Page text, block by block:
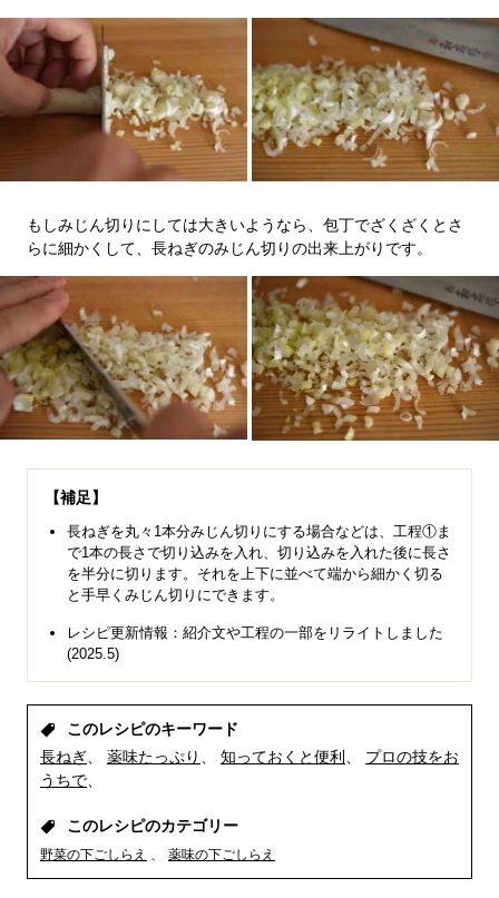
もしみじん切りにしては大きいようなら、包丁でざくざくとさ
らに細かくして、長ねぎのみじん切りの出来上がりです。
【補足】
長ねぎを丸々1本分みじん切りにする場合などは、工程①ま
で1本の長さで切り込みを入れ、切り込みを入れた後に長さ
を半分に切ります。それを上下に並べて端から細かく切る
と手早くみじん切りにできます。
レシピ更新情報：紹介文や工程の一部をリライトしました
(2025.5)
このレシピのキーワード
長ねぎ
薬味たっぷり 知っておくと便利
プロの技をお
うちで
このレシピのカテゴリー
野菜の下ごしらえ 薬味の下ごしらえ